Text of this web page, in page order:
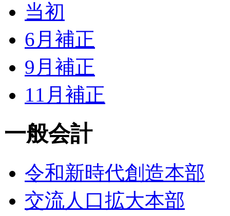
当初
6月補正
9月補正
11月補正
一般会計
令和新時代創造本部
交流人口拡大本部